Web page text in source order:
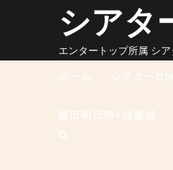
ツ
シアタ
エンタートップ所属 シ